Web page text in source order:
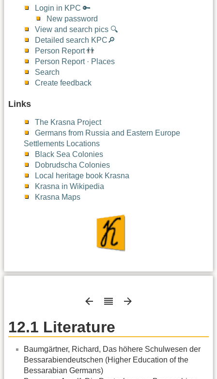
Login in KPC 🔑
New password
View and search pics 🔍
Detailed search KPC🔎
Person Report 👬
Person Report · Places
Search
Create feedback
Links
The Krasna Project
Germans from Russia and Eastern Europe
Settlements Locations
Black Sea Colonies
Dobrudscha Colonies
Local heritage book Krasna
Krasna in Wikipedia
Krasna Maps
12.1 Literature
Baumgärtner, Richard, Das höhere Schulwesen der
Bessarabiendeutschen (Higher Education of the
Bessarabian Germans)